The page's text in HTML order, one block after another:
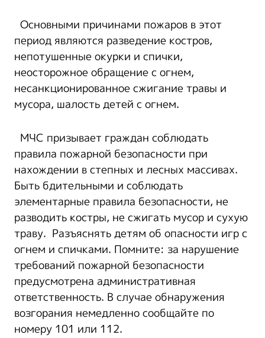
Основными причинами пожаров в этот
период являются разведение костров,
непотушенные окурки и спички,
неосторожное обращение с огнем,
несанкционированное сжигание травы и
мусора, шалость детей с огнем.
МЧС призывает граждан соблюдать
правила пожарной безопасности при
нахождении в степных и лесных массивах.
Быть бдительными и соблюдать
элементарные правила безопасности, не
разводить костры, не сжигать мусор и сухую
траву. Разъяснять детям об опасности игр с
огнем и спичками. Помните: за нарушение
требований пожарной безопасности
предусмотрена административная
ответственность. В случае обнаружения
возгорания немедленно сообщайте по
номеру 101 или 112.